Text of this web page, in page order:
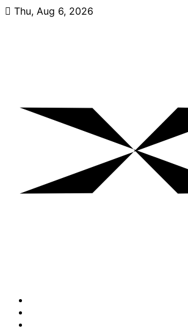
SkipThu, Aug 6, 2026